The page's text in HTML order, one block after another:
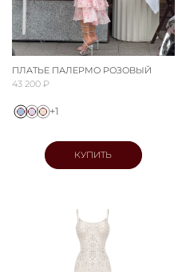
ПЛАТЬЕ ПАЛЕРМО РОЗОВЫЙ
43 200 ₽
+1
КУПИТЬ